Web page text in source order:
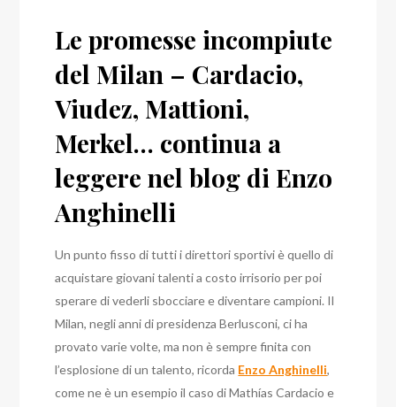
Le promesse incompiute
del Milan – Cardacio,
Viudez, Mattioni,
Merkel… continua a
leggere nel blog di Enzo
Anghinelli
Un punto fisso di tutti i direttori sportivi è quello di
acquistare giovani talenti a costo irrisorio per poi
sperare di vederli sbocciare e diventare campioni. Il
Milan, negli anni di presidenza Berlusconi, ci ha
provato varie volte, ma non è sempre finita con
l’esplosione di un talento, ricorda Enzo Anghinelli,
come ne è un esempio il caso di Mathías Cardacio e